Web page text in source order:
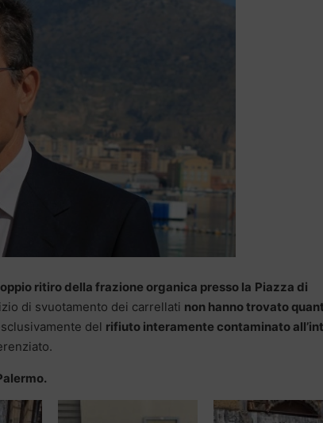
ritiro della frazione organica presso la Piazza di
di svuotamento dei carrellati non hanno trovato
del rifiuto interamente contaminato